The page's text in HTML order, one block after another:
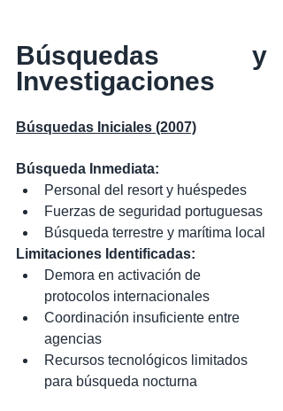
Búsquedas y
Investigaciones
Búsquedas Iniciales (2007)
Búsqueda Inmediata:
Personal del resort y huéspedes
Fuerzas de seguridad portuguesas
Búsqueda terrestre y marítima local
Limitaciones Identificadas:
Demora en activación de
protocolos internacionales
Coordinación insuficiente entre
agencias
Recursos tecnológicos limitados
para búsqueda nocturna